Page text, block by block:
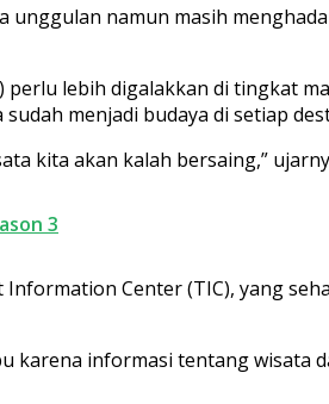
namun masih
lebih digalakkan di tingkat
menjadi budaya di setiap
kita akan kalah bersaing,”
3
Center (TIC), yang
informasi tentang wisata